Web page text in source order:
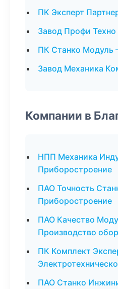
ПК Эксперт
Завод Профи
ПК Станко Модуль
Завод Механика
Компании в
НПП Механика
Приборостроение
ПАО Точность
Приборостроение
ПАО Качество
Производство
ПК Комплект
ПАО Станко